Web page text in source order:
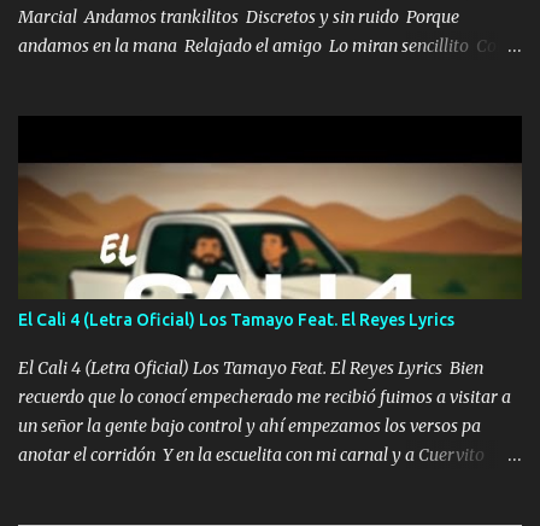
Marcial Andamos trankilitos Discretos y sin ruido Porque
andamos en la mana Relajado el amigo Lo miran sencillito Con
coronamos Se jala los marciales Y sus guitarras ya van sonando
Un gallardo me prendo Para agarrar el vuelo y la mente y
tranquilizando Tomense un buen trago Y así es como empezamos
los versos que voy cantando (Music) A vido alta y bajas La carreta
se atora Pero nunca le aflojamos Ya me han pasado cosas Y
aunque ustedes no sepan Pero la vida es muy corta Hay que
echarle chingazos Y seguir trabajando porque nada es...
El Cali 4 (Letra Oficial) Los Tamayo Feat. El Reyes Lyrics
El Cali 4 (Letra Oficial) Los Tamayo Feat. El Reyes Lyrics Bien
recuerdo que lo conocí empecherado me recibió fuimos a visitar a
un señor la gente bajo control y ahí empezamos los versos pa
anotar el corridón Y en la escuelita con mi carnal y a Cuervito